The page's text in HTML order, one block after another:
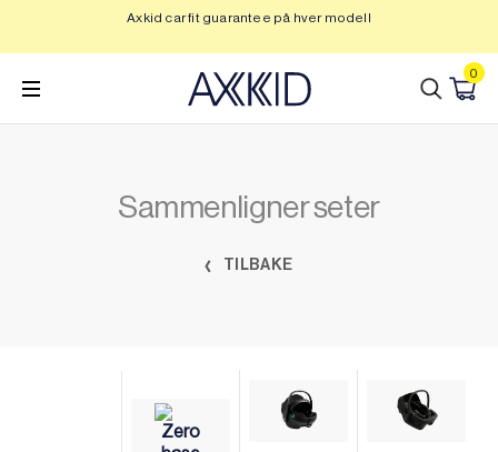
innhold
Axkid car fit guarantee på hver modell
0
Sammenligner seter
TILBAKE